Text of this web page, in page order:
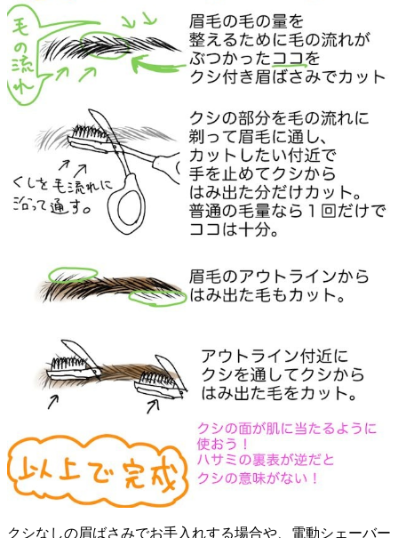
クシなしの眉ばさみでお手入れする場合や、電動シェーバー